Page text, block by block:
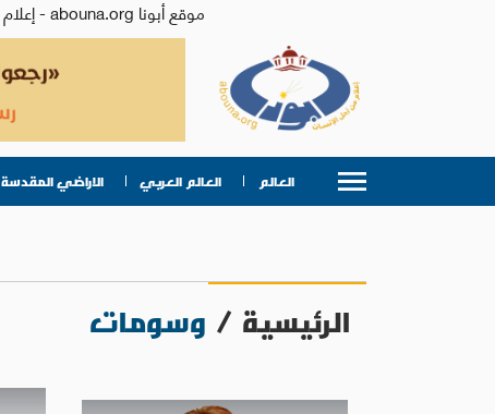
موقع أبونا abouna.org - إعلام من أجل الإنسان | يصدر عن المركز الكاثوليكي للدراسات والإعلام في الأردن - رئيس التحرير: الأب د.رفعت بدر
العالم العالم العربي الاراضي المقدسة
الرئيسية / وسومات